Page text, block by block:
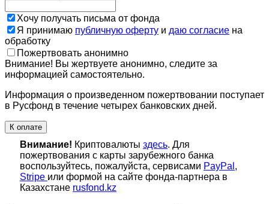
Хочу получать письма от фонда
Я принимаю публичную оферту и даю согласие на
обработку
Пожертвовать анонимно
Внимание! Вы жертвуете анонимно, следите за
информацией самостоятельно.
Информация о произведенном пожертвовании поступает
в Русфонд в течение четырех банковских дней.
К оплате
Внимание! Криптовалюты здесь. Для
пожертвования с карты зарубежного банка
воспользуйтесь, пожалуйста, сервисами PayPal ,
Stripe или формой на сайте фонда-партнера в
Казахстане rusfond.kz